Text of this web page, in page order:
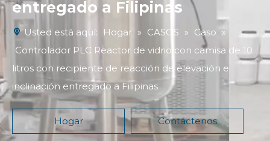
entregado a Filipinas
Usted está aquí: Hogar » CASOS » Caso »
Controlador PLC Reactor de vidrio con camisa de 10
litros con recipiente de reacción de elevación e
inclinación entregado a Filipinas
Hogar Contáctenos